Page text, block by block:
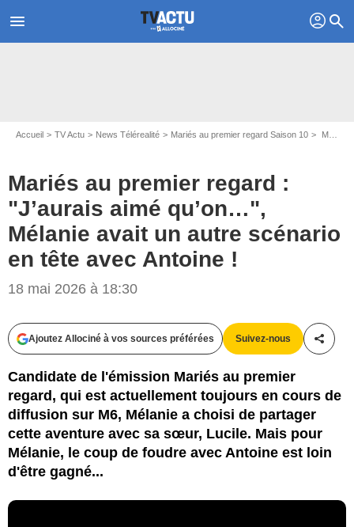
menu profil search
Accueil TV Actu News Télérealité Mariés au premier regard Saison 10 Mariés au premier regard : "J’aurais aimé qu’on…", Mélanie avait un autre scénario en tête avec Antoine !
Mariés au premier regard :
"J’aurais aimé qu’on…",
Mélanie avait un autre scénario
en tête avec Antoine !
18 mai 2026 à 18:30
Ajoutez Allociné à vos sources préférées Suivez-nous
Candidate de l'émission Mariés au premier
regard, qui est actuellement toujours en cours de
diffusion sur M6, Mélanie a choisi de partager
cette aventure avec sa sœur, Lucile. Mais pour
Mélanie, le coup de foudre avec Antoine est loin
d'être gagné...